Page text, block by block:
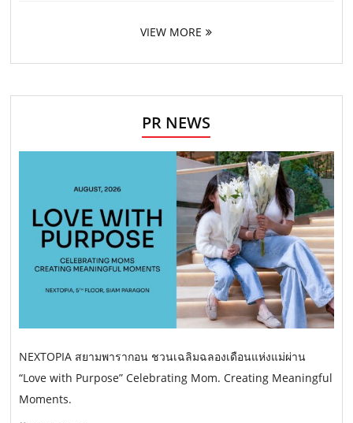
VIEW MORE
PR NEWS
NEXTOPIA สยามพารากอน ชวนเฉลิมฉลองเดือนแห่งแม่ผ่าน
“Love with Purpose” Celebrating Mom. Creating Meaningful
Moments.